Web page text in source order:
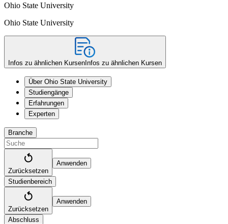
Ohio State University
Ohio State University
Infos zu ähnlichen Kursen Infos zu ähnlichen Kursen
Über Ohio State University
Studiengänge
Erfahrungen
Experten
Branche
Zurücksetzen
Anwenden
Studienbereich
Zurücksetzen
Anwenden
Abschluss